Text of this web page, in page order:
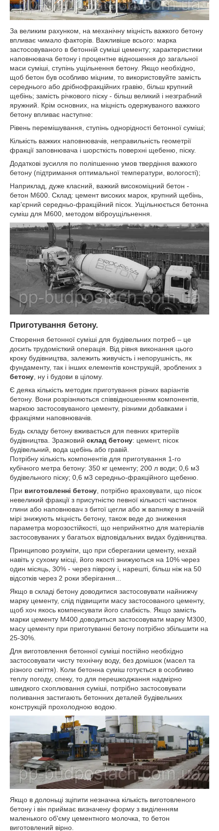
За великим рахунком, на механічну міцність важкого бетону
впливає чимало факторів. Важливіше всього: марка
застосовуваного в бетонній суміші цементу; характеристики
наповнювача бетону і процентне відношення до загальної
маси суміші, ступінь ущільнення бетону. Якщо необхідно,
щоб бетон був особливо міцним, то використовуйте замість
середнього або дрібнофракційних гравію, більш крупний
щебінь; замість річкового піску - більш великий і незграбний
яружний. Крім основних, на міцність одержуваного важкого
бетону впливає наступне:
Рівень перемішування, ступінь однорідності бетонної суміші;
Кількість важких наповнювачів, неправильність геометрії
фракції заповнювача і шорсткість поверхні щебеню, піску.
Додаткові зусилля по поліпшенню умов твердіння важкого
бетону (підтримання оптимальної температури, вологості);
Наприклад, дуже класний, важкий високоміцний бетон -
бетон М600. Склад: цемент високих марок, крупний щебінь,
кар'єрний середньо-фракційний пісок. Ущільнюється бетонна
суміш для М600, методом віброущільнення.
Приготування бетону.
Створення бетонної суміші для будівельних потреб – це
досить трудомісткий операція. Від рівня виконання цього
кроку будівництва, залежить живучість і непорушність, як
фундаменту, так і інших елементів конструкцій, зроблених з
бетону, ну і будови в цілому.
Є деяка кількість методик приготування різних варіантів
бетону. Вони розрізняються співвідношенням компонентів,
маркою застосовуваного цементу, різними добавками і
фракціями наповнювачів.
Будь складу бетону вживається для певних критеріїв
будівництва. Зразковий склад бетону: цемент, пісок
будівельний, вода щебінь або гравій.
Потрібну кількість компонентів для приготування 1-го
кубічного метра бетону: 350 кг цементу; 200 л води; 0,6 м3
будівельного піску; 0,6 м3 середньо-фракційного щебеню.
При виготовленні бетону, потрібно враховувати, що пісок
невеликий фракції з присутністю певної кількості частинок
глини або наповнювач з битої цегли або ж вапняку в значній
мірі знижують міцність бетону, також веде до зниження
параметра морозостійкості, що неприйнятно для матеріалів
застосовуваних у багатьох відповідальних видах будівництва.
Принципово розуміти, що при сберегании цементу, нехай
навіть у сухому місці, його якості знижуються на 10% через
один місяць, 30% - через півроку і, нарешті, більш ніж на 50
відсотків через 2 роки зберігання...
Якщо в складі бетону доводитися застосовувати найнижчу
марку цементу, слід підвищити масу застосованого цементу,
щоб хоч якось компенсувати його слабкість. Якщо замість
марки цементу М400 доводиться застосовувати марку М300,
масу цементу при приготуванні бетону потрібно збільшити на
25-30%.
Для виготовлення бетонної суміші постійно необхідно
застосовувати чисту технічну воду, без домішок (масел та
різного сміття). Коли бетонна суміш готується в особливо
теплу погоду, спеку, то для перешкоджання надмірно
швидкого схоплювання суміші, потрібно застосовувати
поливання застигають бетонних деталей будівельних
конструкцій прохолодною водою.
Якщо в долоньці зціпити незначна кількість виготовленого
бетону і він приймає визначену форму з виділенням
маленького об'єму цементного молочка, то бетон
виготовлений вірно.